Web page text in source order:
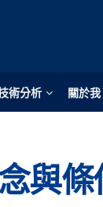
術分析 關於我
與